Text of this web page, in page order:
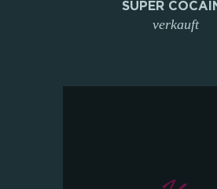
SUPER
verkauft